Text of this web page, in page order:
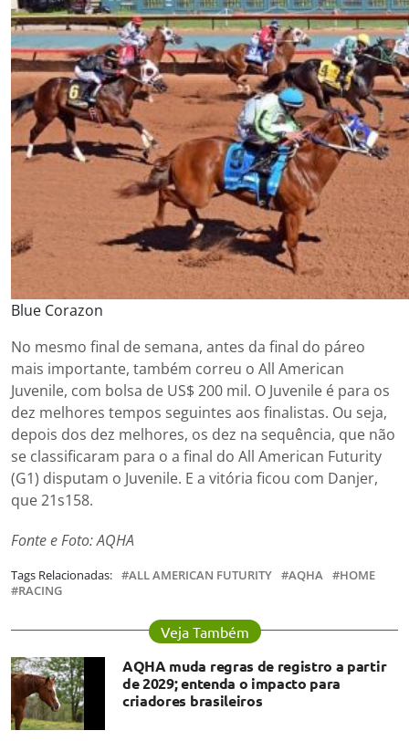
Blue Corazon
No mesmo final de semana, antes da final do páreo
mais importante, também correu o All American
Juvenile, com bolsa de US$ 200 mil. O Juvenile é para os
dez melhores tempos seguintes aos finalistas. Ou seja,
depois dos dez melhores, os dez na sequência, que não
se classificaram para o a final do All American Futurity
(G1) disputam o Juvenile. E a vitória ficou com Danjer,
que 21s158.
Fonte e Foto: AQHA
Tags Relacionadas: ALL AMERICAN FUTURITY AQHA
HOME
RACING
Veja Também
AQHA muda regras de registro a partir
de 2029; entenda o impacto para
criadores brasileiros